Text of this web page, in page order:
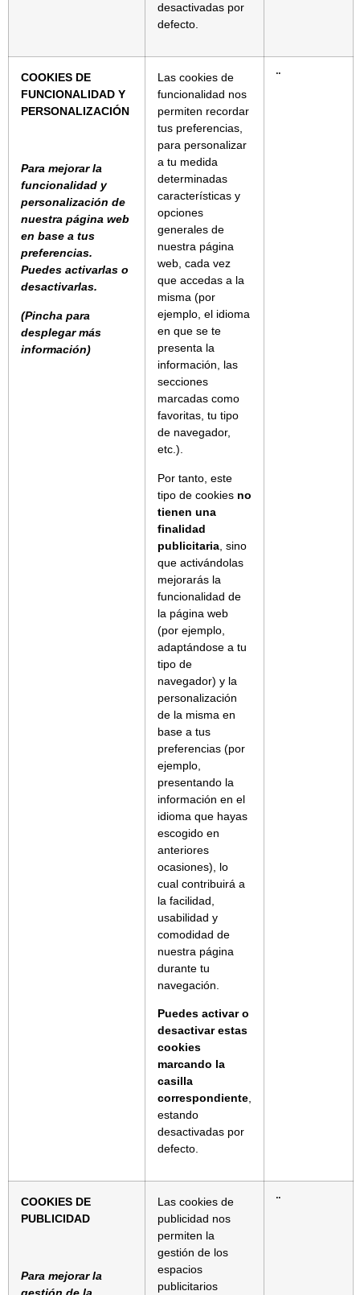
desactivadas por
defecto.
COOKIES DE
FUNCIONALIDAD Y
PERSONALIZACIÓN
Para mejorar la
funcionalidad y
personalización de
nuestra página web
en base a tus
preferencias.
Puedes activarlas o
desactivarlas.
(Pincha para
desplegar más
información)
Las cookies de
funcionalidad nos
permiten recordar
tus preferencias,
para personalizar
a tu medida
determinadas
características y
opciones
generales de
nuestra página
web, cada vez
que accedas a la
misma (por
ejemplo, el idioma
en que se te
presenta la
información, las
secciones
marcadas como
favoritas, tu tipo
de navegador,
etc.).
Por tanto, este
tipo de cookies no
tienen una
finalidad
publicitaria , sino
que activándolas
mejorarás la
funcionalidad de
la página web
(por ejemplo,
adaptándose a tu
tipo de
navegador) y la
personalización
de la misma en
base a tus
preferencias (por
ejemplo,
presentando la
información en el
idioma que hayas
escogido en
anteriores
ocasiones), lo
cual contribuirá a
la facilidad,
usabilidad y
comodidad de
nuestra página
durante tu
navegación.
Puedes activar o
desactivar estas
cookies
marcando la
casilla
correspondiente,
estando
desactivadas por
defecto.
¨
COOKIES DE
PUBLICIDAD
Para mejorar la
Las cookies de
publicidad nos
permiten la
gestión de los
espacios
publicitarios
¨